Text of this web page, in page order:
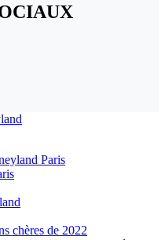
Paris
chères de 2022